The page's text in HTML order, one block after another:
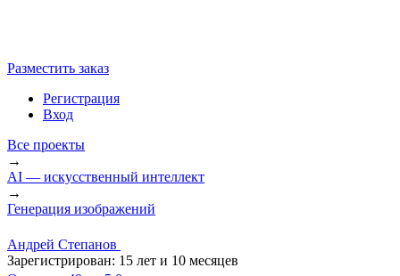
Разместить заказ
Регистрация
Вход
Все проекты
→
AI — искусственный интеллект
→
Генерация изображений
Андрей Степанов
Зарегистрирован: 15 лет и 10 месяцев